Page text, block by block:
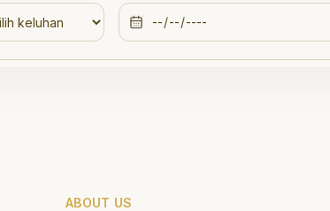
ABOUT US